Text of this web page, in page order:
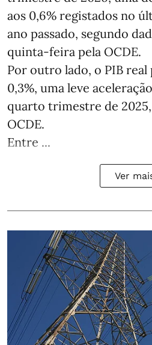
aos 0,6% registados no
ano passado, segundo
quinta-feira pela OCDE.
Por outro lado, o PIB
0,3%, uma leve
quarto trimestre de
OCDE.
Entre ...
Ver